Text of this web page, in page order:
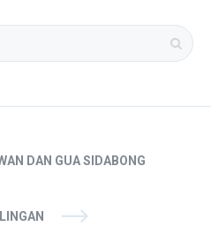
DAN GUA SIDABONG